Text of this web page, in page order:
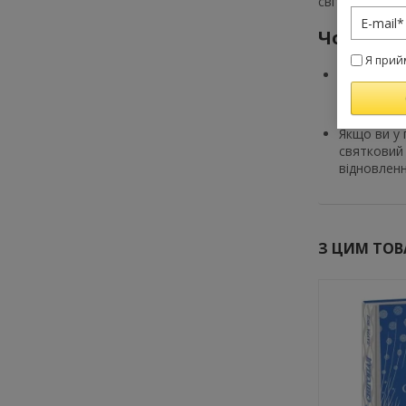
Чому
Це
містить
роман у
Якщо ви у
З ЦИМ
Я